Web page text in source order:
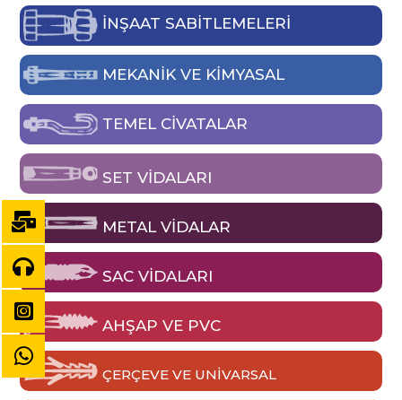
İNŞAAT SABİTLEMELERİ
MEKANIK VE KIMYASAL
TEMEL CIVATALAR
SET VIDALARI
METAL VIDALAR
SAC VIDALARI
AHŞAP VE PVC
ÇERÇEVE VE UNIVARSAL